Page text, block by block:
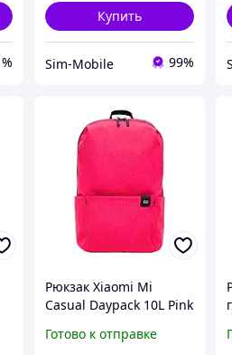
Купить
Sim-Mobile 99%
Рюкзак Xiaomi Mi
Casual Daypack 10L Pink
Готово к отправке